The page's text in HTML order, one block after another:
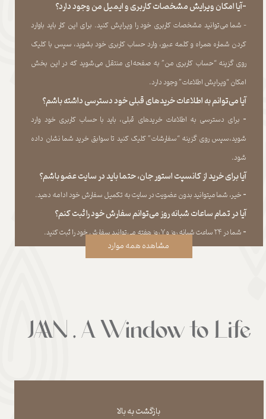
-آیا امکان ویرایش مشخصات کاربری و ایمیل من وجود دارد؟
- شما می‏‌توانید مشخصات کاربری خود را ویرایش کنید. برای این کار باید باوارد
کردن شماره همراه و کلمه عبور، وارد حساب کاربری خود بشوید، سپس با کلیک
روی گزینه “حساب کاربری من” به صفحه‏‌ای منتقل می‏‌شوید که در این بخش
امکان “ویرایش اطلاعات” وجود دارد.​​​​​​​
آیا می‌‏توانم به اطلاعات خریدهای قبلی خود دسترسی داشته باشم؟
​​​​​​​- برای دسترسی به اطلاعات خریدهای قبلی، باید با حساب کاربری خود وارد
شوید،سپس روی گزینه “سفارشات” کلیک کنید تا سوابق خرید شما نشان داده
‏شود.​​​​​​​
آیا برای خرید از کانسپت استور جان، حتما باید در سایت عضو باشم؟
​​​​​​​- خیر، شما میتوانید بدون عضویت در سایت به تکمیل سفارش خود ادامه دهید.​​​​​​​
آیا در تمام ساعات شبانه روز می‌توانم سفارش خود را ثبت کنم؟
​​​​​​​​​​​​​​- شما در ۲۴ ساعت شبانه روز و ۷ روز هفته می‌‏توانید سفارش خود را ثبت کنید.
مشاهده همه موارد
بازگشت به بالا